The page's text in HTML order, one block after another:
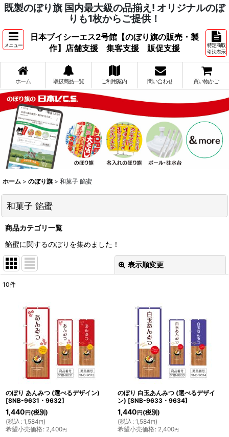
既製のぼり旗 国内最大級の品揃え! オリジナルのぼ
りも1枚からご提供！
メニュー
日本ブイシーエス2号館【のぼり旗の販売・製
作】店舗支援 集客支援 販促支援
特定商取
引法表示
ホーム 取扱商品一覧 ご利用案内 問い合わせ 買い物かご
ホーム > のぼり旗 > 和菓子 餡蜜
和菓子 餡蜜
商品カテゴリ一覧
餡蜜に関するのぼりを集めました！
表示順変更
並び順
10件
のぼり あんみつ (選べるデザイン)
[SNB-9631・9632]
1,440 円 (税別)
(税込 : 1,584円)
希望小売価格: 2,400円
のぼり 白玉あんみつ (選べるデザイ
ン) [SNB-9633・9634]
1,440 円 (税別)
(税込 : 1,584円)
希望小売価格: 2,400円